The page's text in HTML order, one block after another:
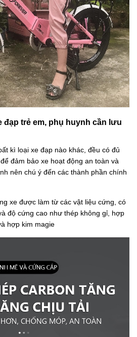
đạp trẻ em, phụ huynh cần lưu
kì loại xe đạp nào khác, đều có đủ
đảm bảo xe hoạt động an toàn và
nên chú ý đến các thành phần chính
xe được làm từ các vật liệu cứng, có
độ cứng cao như thép không gỉ, hợp
hợp kim magie